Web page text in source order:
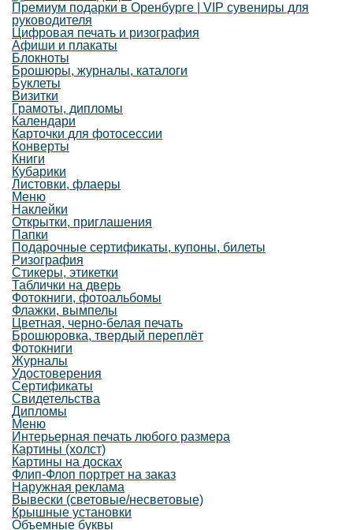
Премиум подарки в Оренбурге | VIP сувениры для
руководителя
Цифровая печать и ризография
Афиши и плакаты
Блокноты
Брошюры, журналы, каталоги
Буклеты
Визитки
Грамоты, дипломы
Календари
Карточки для фотосессии
Конверты
Книги
Кубарики
Листовки, флаеры
Меню
Наклейки
Открытки, приглашения
Папки
Подарочные сертификаты, купоны, билеты
Ризография
Стикеры, этикетки
Таблички на дверь
Фотокниги, фотоальбомы
Флажки, вымпелы
Цветная, черно-белая печать
Брошюровка, твердый переплёт
Фотокниги
Журналы
Удостоверения
Сертификаты
Свидетельства
Дипломы
Меню
Интерьерная печать любого размера
Картины (холст)
Картины на досках
Флип-Флоп портрет на заказ
Наружная реклама
Вывески (световые/несветовые)
Крышные установки
Объемные буквы